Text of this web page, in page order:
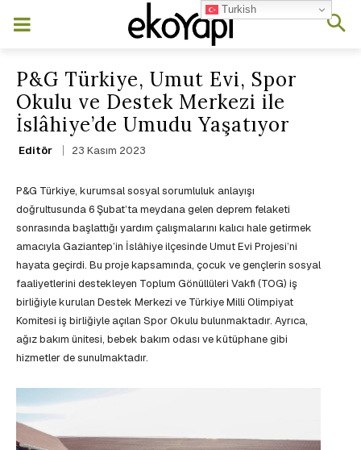
P&G Türkiye, Umut Evi, Spor
Okulu ve Destek Merkezi ile
İslâhiye’de Umudu Yaşatıyor
Editör 23 Kasım 2023
P&G Türkiye, kurumsal sosyal sorumluluk anlayışı
doğrultusunda 6 Şubat’ta meydana gelen deprem felaketi
sonrasında başlattığı yardım çalışmalarını kalıcı hale getirmek
amacıyla Gaziantep’in İslâhiye ilçesinde Umut Evi Projesi’ni
hayata geçirdi. Bu proje kapsamında, çocuk ve gençlerin sosyal
faaliyetlerini destekleyen Toplum Gönüllüleri Vakfı (TOG) iş
birliğiyle kurulan Destek Merkezi ve Türkiye Milli Olimpiyat
Komitesi iş birliğiyle açılan Spor Okulu bulunmaktadır. Ayrıca,
ağız bakım ünitesi, bebek bakım odası ve kütüphane gibi
hizmetler de sunulmaktadır.
Turkish